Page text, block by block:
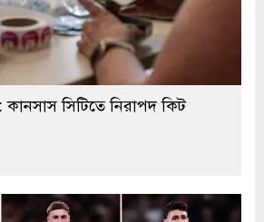
কানসাস সিটিতে নিরাপদ কিট